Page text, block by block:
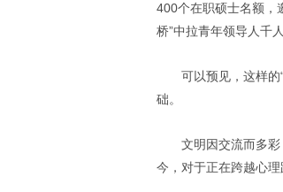
400个在职硕士名额，
桥”中拉青年领导人千
可以预见，这样
础。
文明因交流而多
今，对于正在跨越心